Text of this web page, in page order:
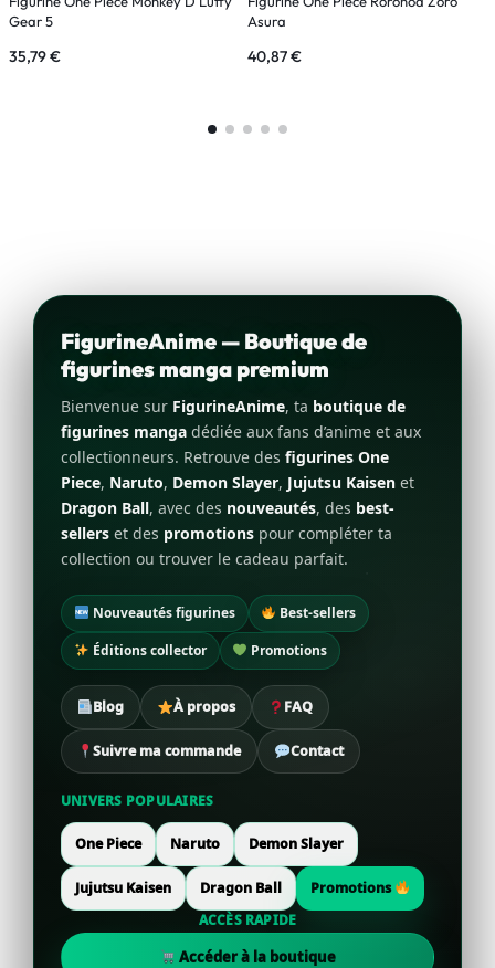
Gear 5
35,79€
Asura
40,87€
FigurineAnime — Boutique de
figurines manga premium
Bienvenue sur FigurineAnime, ta boutique de
figurines manga dédiée aux fans d’anime et aux
collectionneurs. Retrouve des figurines One
Piece, Naruto, Demon Slayer, Jujutsu Kaisen et
Dragon Ball, avec des nouveautés, des best-
sellers et des promotions pour compléter ta
collection ou trouver le cadeau parfait.
Nouveautés figurines
Best-sellers
Éditions collector
Promotions
Blog À propos FAQ
Suivre ma commande Contact
UNIVERS POPULAIRES
One Piece Naruto Demon Slayer
Jujutsu Kaisen Dragon Ball
Promotions
ACCÈS RAPIDE
Accéder à la boutique